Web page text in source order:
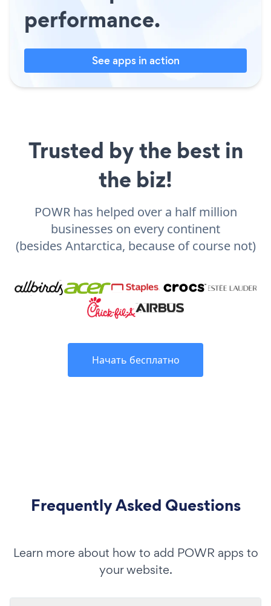
performance.
See apps in action
Trusted by the best in
the biz!
POWR has helped over a half million
businesses on every continent
(besides Antarctica, because of course not)
Начать бесплатно
Frequently Asked Questions
Learn more about how to add POWR apps to
your website.